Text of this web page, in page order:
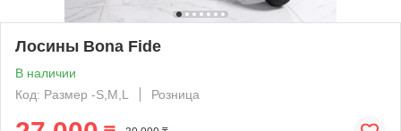
Лосины Bona Fide
В наличии
Код: Размер -S,M,L
Розница